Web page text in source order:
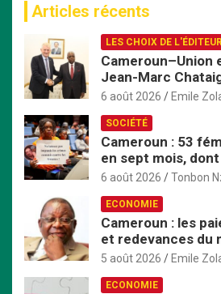
h
e
r
Articles récents
LES CHOIX DE L'ÉDITEUR
Cameroun–Union
Jean-Marc
son mandat avant
6 août 2026 Emile
SOCIÉTÉ
Cameroun : 53
en sept mois,
violées avant
6 août 2026 Tonbon
ECONOMIE
Cameroun : les
et redevances du
Commerce
5 août 2026 Emile
ECONOMIE